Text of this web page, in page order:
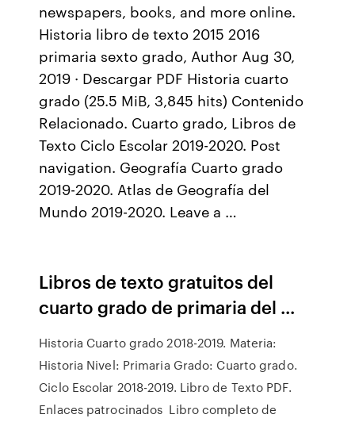
newspapers, books, and more online.
Historia libro de texto 2015 2016
primaria sexto grado, Author Aug 30,
2019 · Descargar PDF Historia cuarto
grado (25.5 MiB, 3,845 hits) Contenido
Relacionado. Cuarto grado, Libros de
Texto Ciclo Escolar 2019-2020. Post
navigation. Geografía Cuarto grado
2019-2020. Atlas de Geografía del
Mundo 2019-2020. Leave a …
Libros de texto gratuitos del
cuarto grado de primaria del ...
Historia Cuarto grado 2018-2019. Materia:
Historia Nivel: Primaria Grado: Cuarto grado.
Ciclo Escolar 2018-2019. Libro de Texto PDF.
Enlaces patrocinados Libro completo de